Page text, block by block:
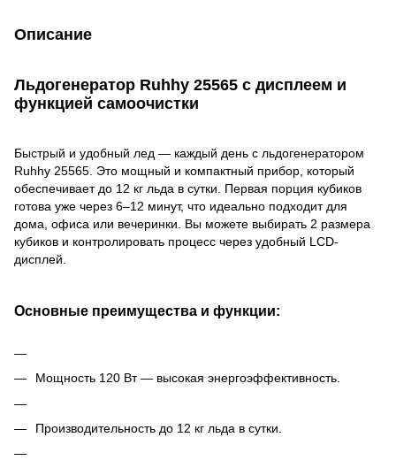
Описание
Льдогенератор Ruhhy 25565 с дисплеем и
функцией самоочистки
Быстрый и удобный лед — каждый день с льдогенератором
Ruhhy 25565. Это мощный и компактный прибор, который
обеспечивает до 12 кг льда в сутки. Первая порция кубиков
готова уже через 6–12 минут, что идеально подходит для
дома, офиса или вечеринки. Вы можете выбирать 2 размера
кубиков и контролировать процесс через удобный LCD-
дисплей.
Основные преимущества и функции:
Мощность 120 Вт — высокая энергоэффективность.
Производительность до 12 кг льда в сутки.